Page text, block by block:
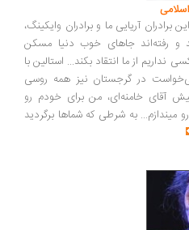
آریایی ما و برادران وایکینگ،
و رفته‌اند جاهای خوب دنیا مسکن
نداریم از ما انتقاد بکند... استالین با
در گرجستان نیز همه روسی
آقای خامنه‌ای، من برای خودم رو
میندازم... به شرطی که شماها برگردید